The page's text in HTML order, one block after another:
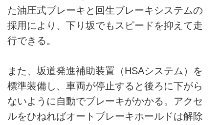
た油圧式ブレーキと回生ブレーキシステムの
採用により、下り坂でもスピードを抑えて走
行できる。
また、坂道発進補助装置（HSAシステム）を
標準装備し、車両が停止すると後ろに下がら
ないように自動でブレーキがかかる。アクセ
ルをひねればオートブレーキホールドは解除